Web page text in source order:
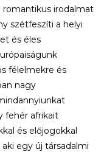
romantikus irodalmat
szétfeszíti a helyi
és éles
félelmekre és
nagy
fehér afrikait
és előjogokkal
egy új társadalmi